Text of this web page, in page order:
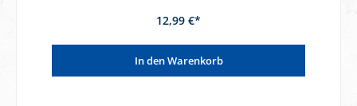
12,99 €*
In den Warenkorb